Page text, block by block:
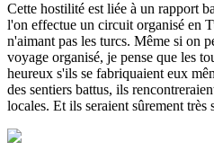
Cette hostilité est liée à un rapport
l'on effectue un circuit organisé en
n'aimant pas les turcs. Même si on
voyage organisé, je pense que les
heureux s'ils se fabriquaient eux
des sentiers battus, ils
locales. Et ils seraient sûrement